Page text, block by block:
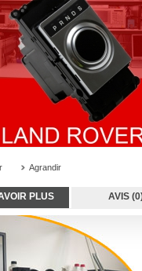
Agrandir
PLUS AVIS